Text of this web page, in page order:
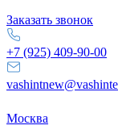
Заказать звонок
+7 (925) 409-90-00
Москва